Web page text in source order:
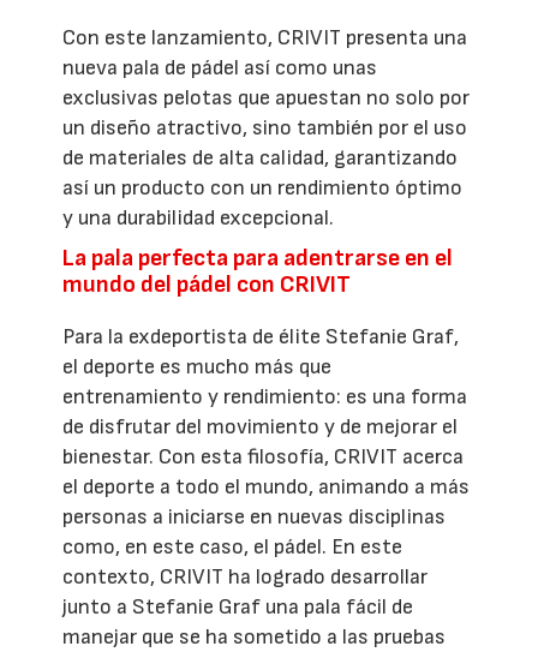
Con este lanzamiento, CRIVIT presenta una
nueva pala de pádel así como unas
exclusivas pelotas que apuestan no solo por
un diseño atractivo, sino también por el uso
de materiales de alta calidad, garantizando
así un producto con un rendimiento óptimo
y una durabilidad excepcional.
La pala perfecta para adentrarse en el
mundo del pádel con CRIVIT
Para la exdeportista de élite Stefanie Graf,
el deporte es mucho más que
entrenamiento y rendimiento: es una forma
de disfrutar del movimiento y de mejorar el
bienestar. Con esta filosofía, CRIVIT acerca
el deporte a todo el mundo, animando a más
personas a iniciarse en nuevas disciplinas
como, en este caso, el pádel. En este
contexto, CRIVIT ha logrado desarrollar
junto a Stefanie Graf una pala fácil de
manejar que se ha sometido a las pruebas